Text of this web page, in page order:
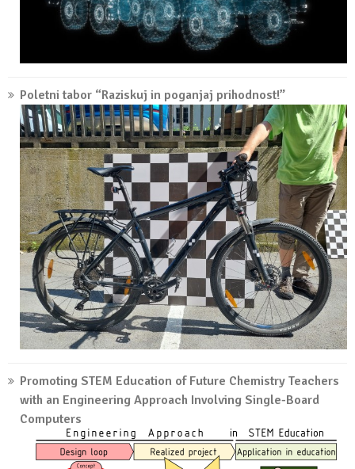
Poletni tabor “Raziskuj in poganjaj prihodnost!”
Promoting STEM Education of Future Chemistry Teachers
with an Engineering Approach Involving Single-Board
Computers